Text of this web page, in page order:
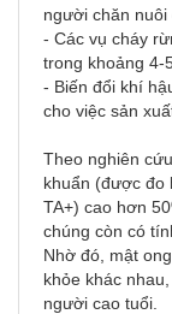
người chăn nuôi
- Các vụ cháy
trong khoảng 4-
- Biến đổi khí
cho việc sản
Theo nghiên
khuẩn (được đo
TA+) cao hơn
chúng còn có
Nhờ đó, mật
khỏe khác
người cao tuổi.